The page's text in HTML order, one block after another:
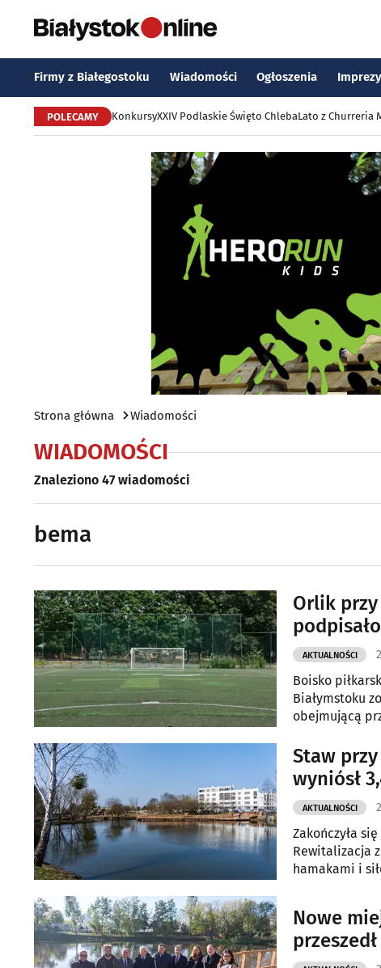
Firmy z Białegostoku Wiadomości Ogłoszenia Imprezy
POLECAMY KonkursyXXIV Podlaskie Święto ChlebaLato z Churreria
Strona główna Wiadomości
WIADOMOŚCI
Znaleziono 47 wiadomości
bema
Orlik
AKTUALNOŚCI
Boisko
Białymstoku
obejmującą
Staw
wyniósł
AKTUALNOŚCI
Zakończyła
Rewitalizacja
hamakami i
Nowe